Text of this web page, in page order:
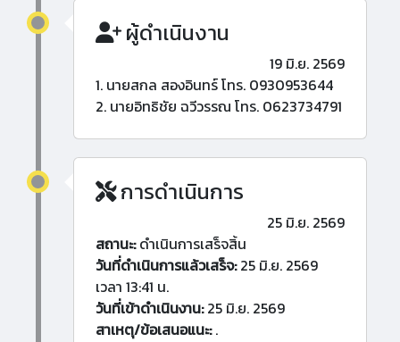
ผู้ดำเนินงาน
19 มิ.ย. 2569
1. นายสกล สองอินทร์ โทร. 0930953644
2. นายอิทธิชัย ฉวีวรรณ โทร. 0623734791
การดำเนินการ
25 มิ.ย. 2569
สถานะ:ดำเนินการเสร็จสิ้น
วันที่ดำเนินการแล้วเสร็จ:25 มิ.ย. 2569
เวลา 13:41 น.
วันที่เข้าดำเนินงาน:25 มิ.ย. 2569
สาเหตุ/ข้อเสนอแนะ:.